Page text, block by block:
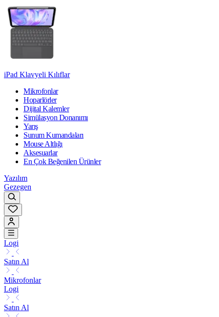
iPad Klavyeli Kılıflar
Mikrofonlar
Hoparlörler
Dijital Kalemler
Simülasyon Donanımı
Yarış
Sunum Kumandaları
Mouse Altlığı
Aksesuarlar
En Çok Beğenilen Ürünler
Yazılım
Gezegen
Logi
Satın Al
Mikrofonlar
Logi
Satın Al